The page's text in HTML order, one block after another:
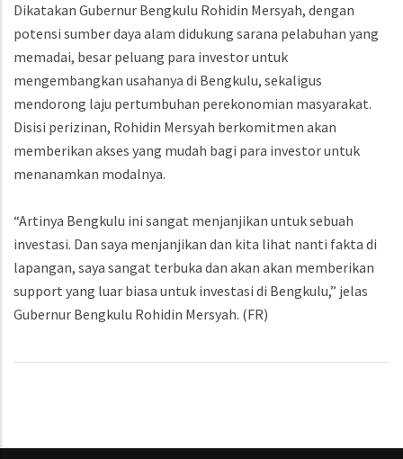
Dikatakan Gubernur Bengkulu Rohidin Mersyah, dengan
potensi sumber daya alam didukung sarana pelabuhan yang
memadai, besar peluang para investor untuk
mengembangkan usahanya di Bengkulu, sekaligus
mendorong laju pertumbuhan perekonomian masyarakat.
Disisi perizinan, Rohidin Mersyah berkomitmen akan
memberikan akses yang mudah bagi para investor untuk
menanamkan modalnya.
“Artinya Bengkulu ini sangat menjanjikan untuk sebuah
investasi. Dan saya menjanjikan dan kita lihat nanti fakta di
lapangan, saya sangat terbuka dan akan akan memberikan
support yang luar biasa untuk investasi di Bengkulu,” jelas
Gubernur Bengkulu Rohidin Mersyah. (FR)